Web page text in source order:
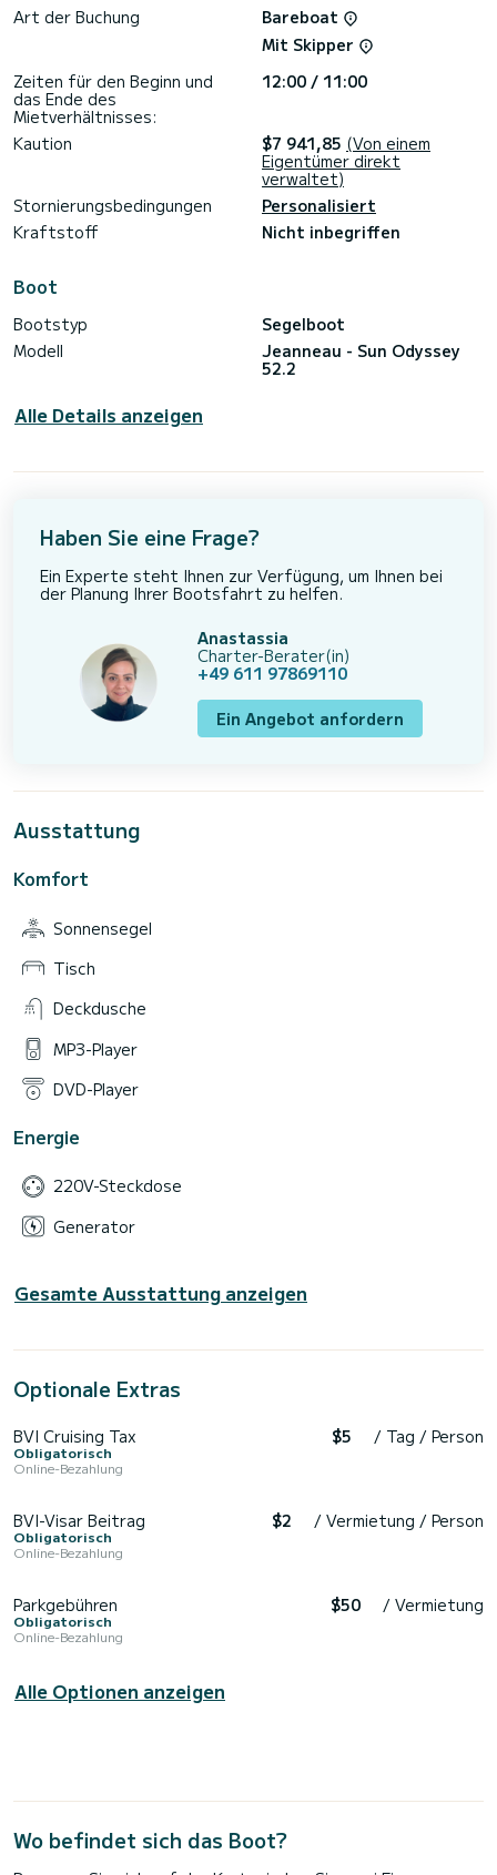
Art der Buchung
Bareboat
Mit Skipper
Zeiten für den Beginn und
das Ende des
Mietverhältnisses:
12:00 / 11:00
Kaution $7 941,85 (Von einem
Eigentümer direkt
verwaltet)
Stornierungsbedingungen
Personalisiert
Kraftstoff
Nicht inbegriffen
Boot
Bootstyp
Segelboot
Modell
Jeanneau - Sun Odyssey
52.2
Alle Details anzeigen
Haben Sie eine Frage?
Ein Experte steht Ihnen zur Verfügung, um Ihnen bei
der Planung Ihrer Bootsfahrt zu helfen.
Anastassia
Charter-Berater(in)
+49 611 97869110
Ein Angebot anfordern
Ausstattung
Komfort
Sonnensegel
Tisch
Deckdusche
MP3-Player
DVD-Player
Energie
220V-Steckdose
Generator
Gesamte Ausstattung anzeigen
Optionale Extras
BVI Cruising Tax
Obligatorisch
Online-Bezahlung
$5 / Tag / Person
BVI-Visar Beitrag
Obligatorisch
Online-Bezahlung
$2 / Vermietung / Person
Parkgebühren
Obligatorisch
Online-Bezahlung
$50 / Vermietung
Alle Optionen anzeigen
Wo befindet sich das Boot?